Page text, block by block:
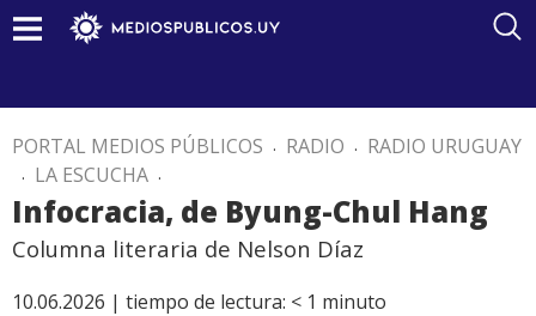
PORTAL MEDIOS PÚBLICOS . RADIO . RADIO URUGUAY
. LA ESCUCHA .
Infocracia, de Byung-Chul Hang
Columna literaria de Nelson Díaz
10.06.2026 | tiempo de lectura: < 1 minuto